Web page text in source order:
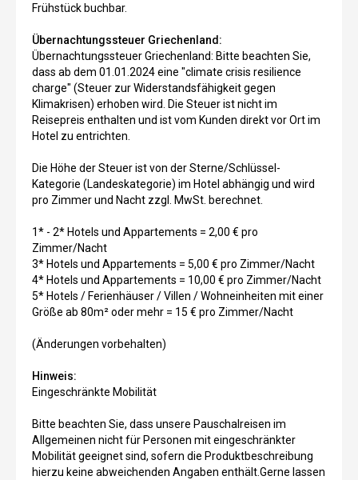
Frühstück buchbar.
Übernachtungssteuer Griechenland:
Übernachtungssteuer Griechenland: Bitte beachten Sie,
dass ab dem 01.01.2024 eine "climate crisis resilience
charge" (Steuer zur Widerstandsfähigkeit gegen
Klimakrisen) erhoben wird. Die Steuer ist nicht im
Reisepreis enthalten und ist vom Kunden direkt vor Ort im
Hotel zu entrichten.
Die Höhe der Steuer ist von der Sterne/Schlüssel-
Kategorie (Landeskategorie) im Hotel abhängig und wird
pro Zimmer und Nacht zzgl. MwSt. berechnet.
1* - 2* Hotels und Appartements = 2,00 € pro
Zimmer/Nacht
3* Hotels und Appartements = 5,00 € pro Zimmer/Nacht
4* Hotels und Appartements = 10,00 € pro Zimmer/Nacht
5* Hotels / Ferienhäuser / Villen / Wohneinheiten mit einer
Größe ab 80m² oder mehr = 15 € pro Zimmer/Nacht
(Änderungen vorbehalten)
Hinweis:
Eingeschränkte Mobilität
Bitte beachten Sie, dass unsere Pauschalreisen im
Allgemeinen nicht für Personen mit eingeschränkter
Mobilität geeignet sind, sofern die Produktbeschreibung
hierzu keine abweichenden Angaben enthält.Gerne lassen